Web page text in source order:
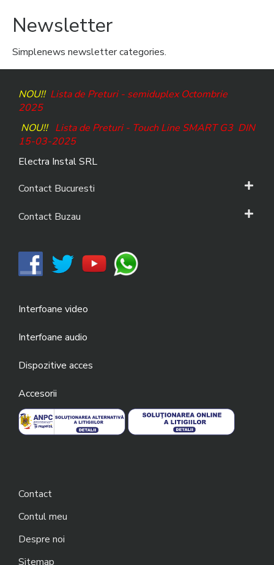
Newsletter
Simplenews newsletter categories.
NOU!! Lista de Preturi - semiduplex Octombrie
2025
NOU!! Lista de Preturi - Touch Line SMART G3DIN
15-03-2025
Electra Instal SRL
Contact Bucuresti
Contact Buzau
Interfoane video
Interfoane audio
Dispozitive acces
Accesorii
Contact
Contul meu
Despre noi
Sitemap